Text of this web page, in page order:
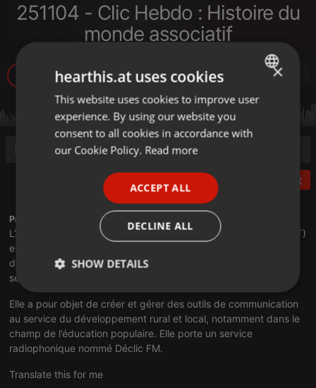
251104 - Clic Hebdo : Histoire du
monde associatif
Post
Profile description of Radio Déclic:
L’Association pour la Communication en Terres de Lorraine (ACT)
est née en 1984 de la volonté de jeunes agriculteurs et
d’enseignants du Toulois, de proposer un outil innovant au
service des habitants.
Elle a pour objet de créer et gérer des outils de communication
au service du développement rural et local, notamment dans le
champ de l’éducation populaire. Elle porte un service
radiophonique nommé Déclic FM.
Translate this for me
ENGLISH
GERMAN
×
hearthis.at uses cookies
This website uses cookies to improve user
experience. By using our website you
consent to all cookies in accordance with
our Cookie Policy. Read more
ACCEPT ALL
DECLINE ALL
SHOW DETAILS
Strictly
necessary
Targeting Functionality